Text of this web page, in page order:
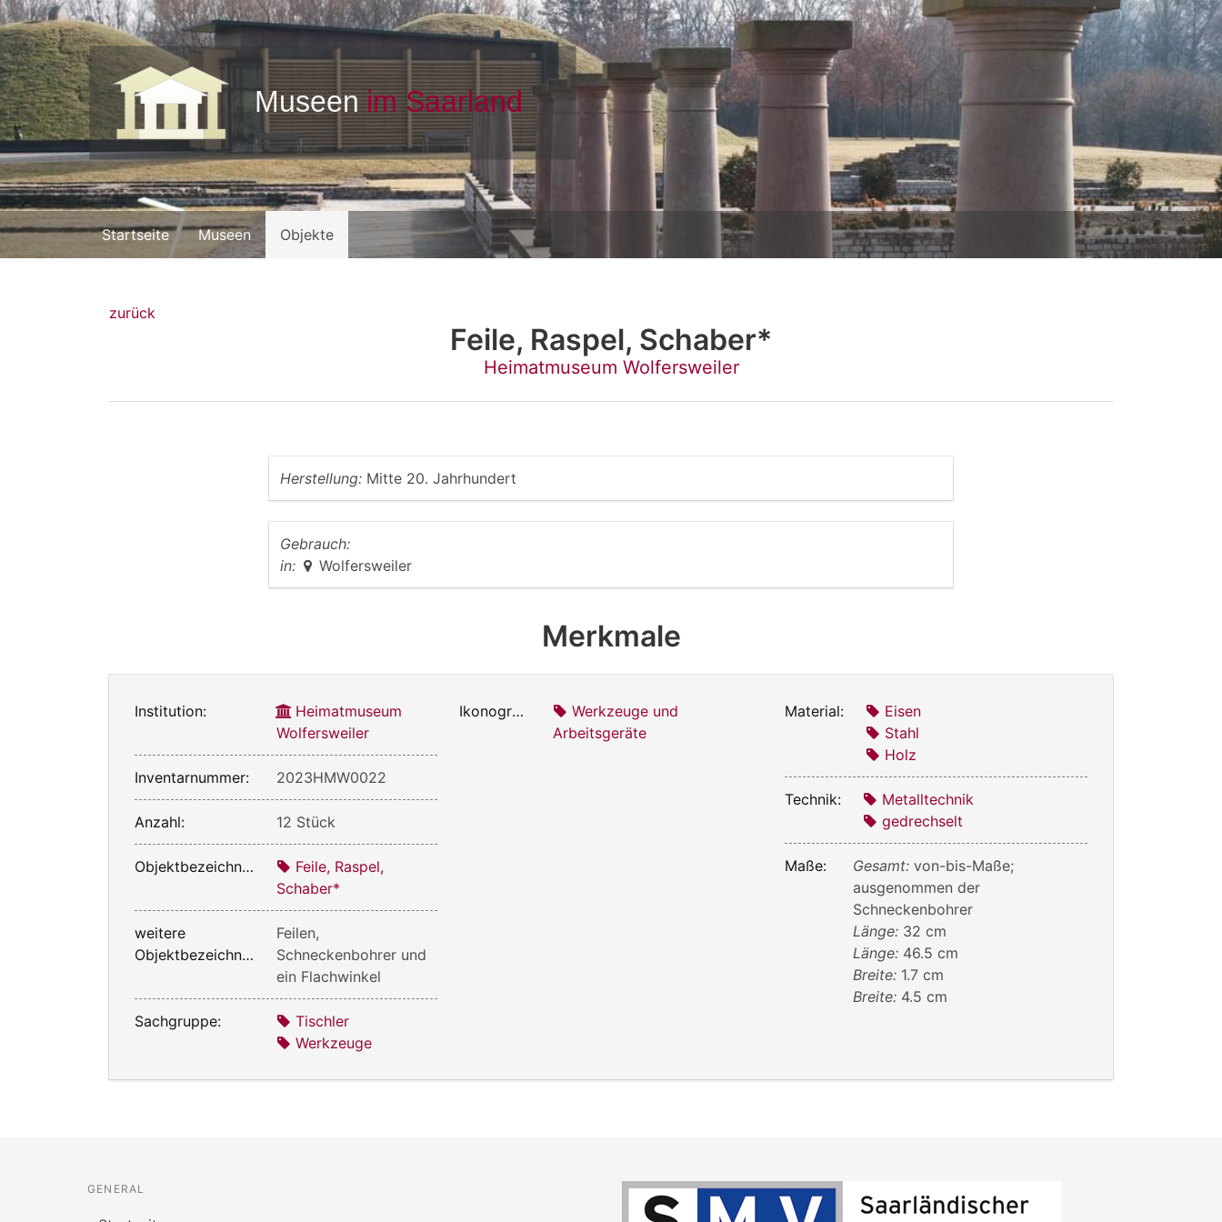
Startseite Museen Objekte
zurück
Feile, Raspel, Schaber*
Heimatmuseum Wolfersweiler
Herstellung: Mitte 20. Jahrhundert
Gebrauch:
in:
Wolfersweiler
Merkmale
Institution:
Heimatmuseum
Wolfersweiler
Inventarnummer: 2023HMW0022
Anzahl: 12 Stück
Objektbezeichnung:
Feile, Raspel,
Schaber*
weitere
Objektbezeichnung:
Feilen,
Schneckenbohrer und
ein Flachwinkel
Sachgruppe:
Tischler
Werkzeuge
Ikonografie:
Werkzeuge und
Arbeitsgeräte
Material:
Eisen
Stahl
Holz
Technik:
Metalltechnik
gedrechselt
Maße: Gesamt:von-bis-Maße;
ausgenommen der
Schneckenbohrer
Länge: 32 cm
Länge: 46.5 cm
Breite: 1.7 cm
Breite: 4.5 cm
GENERAL